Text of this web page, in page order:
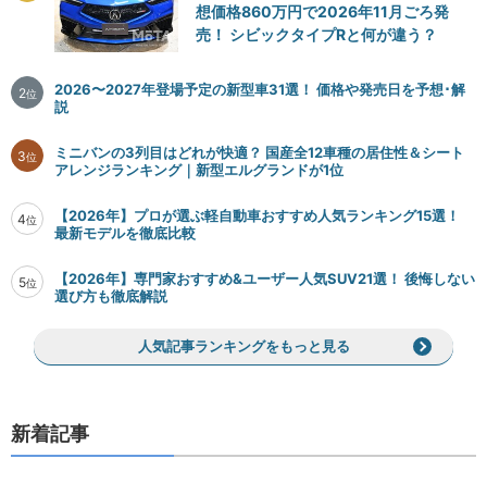
想価格860万円で2026年11月ごろ発
売！ シビックタイプRと何が違う？
2位
2026〜2027年登場予定の新型車31選！ 価格や発売日を予想･解
説
3位
ミニバンの3列目はどれが快適？ 国産全12車種の居住性＆シート
アレンジランキング｜新型エルグランドが1位
4位
【2026年】プロが選ぶ軽自動車おすすめ人気ランキング15選！
最新モデルを徹底比較
5位
【2026年】専門家おすすめ&ユーザー人気SUV21選！ 後悔しない
選び方も徹底解説
人気記事ランキングをもっと見る
新着記事